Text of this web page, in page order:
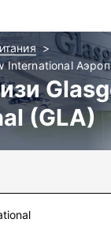
International
(GLA)